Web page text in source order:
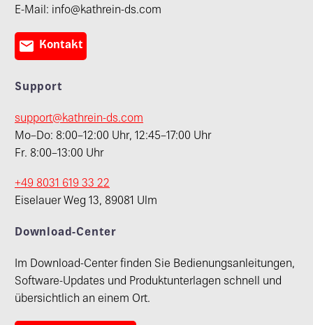
E-Mail: info@kathrein-ds.com
 Kontakt
Support
support@kathrein-ds.com
Mo–Do: 8:00–12:00 Uhr, 12:45–17:00 Uhr
Fr. 8:00–13:00 Uhr
+49 8031 619 33 22
Eiselauer Weg 13, 89081 Ulm
Download-Center
Im Download-Center finden Sie Bedienungsanleitungen,
Software-Updates und Produktunterlagen schnell und
übersichtlich an einem Ort.